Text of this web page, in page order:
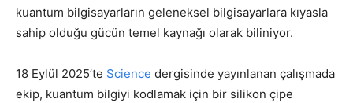
kuantum bilgisayarların geleneksel bilgisayarlara kıyasla
sahip olduğu gücün temel kaynağı olarak biliniyor.
18 Eylül 2025’te Science dergisinde yayınlanan çalışmada
ekip, kuantum bilgiyi kodlamak için bir silikon çipe